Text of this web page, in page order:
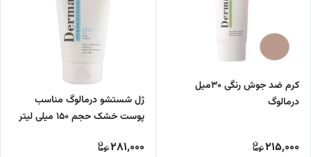
کرم ضد جوش رنگی 30میل
درمالوگ
215,000
ژل شستشو درمالوگ مناسب
پوست خشک حجم 150 میلی لیتر
281,000